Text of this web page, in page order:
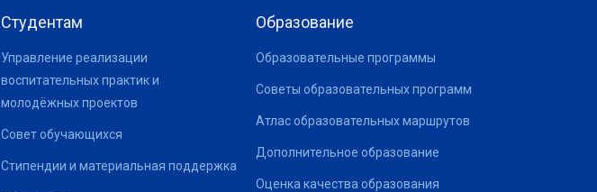
Студентам
Управление реализации
воспитательных практик и
молодёжных проектов
Совет обучающихся
Стипендии и материальная поддержка
Образование
Образовательные программы
Советы образовательных программ
Атлас образовательных маршрутов
Дополнительное образование
Оценка качества образования